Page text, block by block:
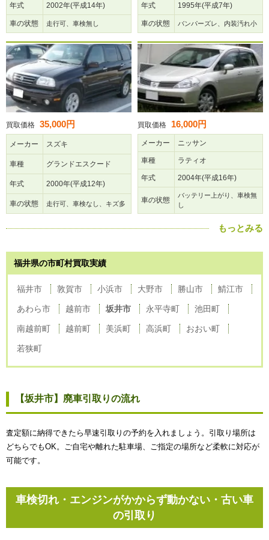
年式 2002年(平成14年)
車の状態 走行可、車検無し
年式 1995年(平成7年)
車の状態 バンパーズレ、内装汚れ小
買取価格 35,000円
メーカー スズキ
車種 グランドエスクード
年式 2000年(平成12年)
車の状態 走行可、車検なし、キズ多
買取価格 16,000円
メーカー ニッサン
車種 ラティオ
年式 2004年(平成16年)
車の状態
バッテリー上がり、車検無
し
もっとみる
福井県の市町村買取実績
福井市 敦賀市 小浜市 大野市 勝山市 鯖江市
あわら市 越前市 坂井市 永平寺町 池田町
南越前町 越前町 美浜町 高浜町 おおい町
若狭町
【坂井市】廃車引取りの流れ
査定額に納得できたら早速引取りの予約を入れましょう。引取り場所は
どちらでもOK。ご自宅や離れた駐車場、ご指定の場所など柔軟に対応が
可能です。
車検切れ・エンジンがかからず動かない・古い車
の引取り